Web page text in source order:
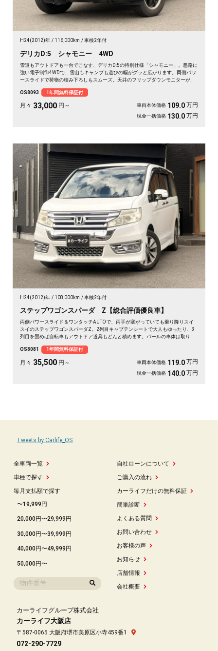
H24(2012)年 116,000km 車検2年付
デリカD:5 シャモニー 4WD
雪道もアウトドアも一台でこなす、デリカD:5の特別仕様「シャモニー」。悪路に
強い電子制御4WDで、雪山もキャンプも遊びの幅がグッと広がります。両側パワ
ースライドで荷物の積み下ろしもスムーズ。天井のフリップダウンモニターがあ
いた一台で、週末の遠出が待ち遠しくなりますよ。乗り込むほどに頼れる相棒に
💫🏔️🚗✌️《1年保証付》
OS8093 1年間無料保証付
月々 33,000 円～ 車両本体価格 109.0 万円
現金一括価格 130.0 万円
H24(2012)年 108,000km 車検2年付
ステップワゴンスパーダ Z【総合評価優良車】
両側パワースライド＆ワンタッチAUTOで、両手が塞がっていても乗り降りスイ
スイのステップワゴンスパーダZ。2列目キャプテンシートで大人もゆったり、3
列目を畳めば自転車もアウトドア道具もどんと積めます。パールの車体は取り回
しっかり残せて安心。天井のフリップダウンモニターで長距離も退屈知らず。毎
日の相棒にぴったりの一台です🚗✨💺🙌😊《1年保証付》
OS8081 1年間無料保証付
月々 35,500 円～ 車両本体価格 119.0 万円
現金一括価格 140.0 万円
全車両一覧
車種で探す
毎月支払額で探す
〜19,999円
20,000円〜29,999円
30,000円〜39,999円
40,000円〜49,999円
50,000円〜
自社ローンについて
ご購入の流れ
カーライフだけの無料保証
簡単診断
よくある質問
お問い合わせ
お客様の声
お知らせ
店舗情報
会社概要
Tweets by Carlife_OS
カーライフグループ株式会社
カーライフ大阪店
〒587-0065 大阪府堺市美原区小寺459番1
072-290-7729